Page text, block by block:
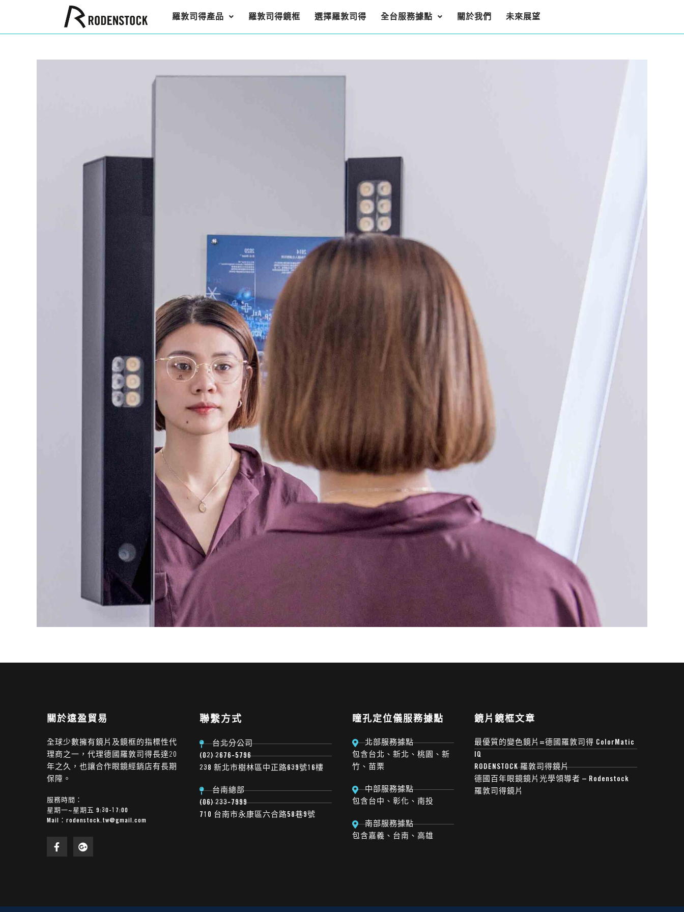
羅敦司得產品 羅敦司得鏡框 選擇羅敦司得 全台服務據點 關於我們 未來展望
關於遠盈貿易
全球少數擁有鏡片及鏡框的指標性代
理商之一，代理德國羅敦司得長達20
年之久，也讓合作眼鏡經銷店有長期
保障。
服務時間：
星期一~星期五 9:30-17:00
Mail： rodenstock.tw@gmail.com
聯繫方式
台北分公司
(02) 2676-5796
238 新北市樹林區中正路639號16樓
台南總部
(06) 233-7999
710 台南市永康區六合路58巷9號
瞳孔定位儀服務據點
北部服務據點
包含台北、新北、桃園、新
竹、苗栗
中部服務據點
包含台中、彰化、南投
南部服務據點
包含嘉義、台南、高雄
鏡片鏡框文章
最優質的變色鏡片=德國羅敦司得 ColorMatic
IQ
RODENSTOCK 羅敦司得鏡片
德國百年眼鏡鏡片光學領導者 – Rodenstock
羅敦司得鏡片